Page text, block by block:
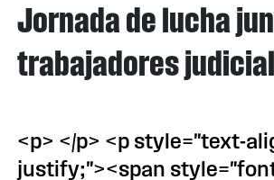
Jornada de lucha
trabajadores
<p> </p> <p style="text-
justify;"><span